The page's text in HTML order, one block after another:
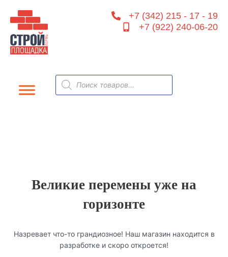
содержимому
+7 (342) 215 - 17 - 19
+7 (922) 240-06-20
Поиск
товаров
Великие перемены уже на
горизонте
Назревает что-то грандиозное! Наш магазин находится в
разработке и скоро откроется!